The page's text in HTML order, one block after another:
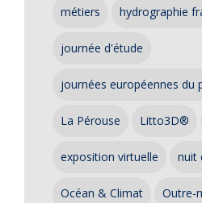
métiers hydrographie
journée d'étude
journées européennes du
La Pérouse Litto3D®
exposition virtuelle nuit
Océan & Climat Outre-